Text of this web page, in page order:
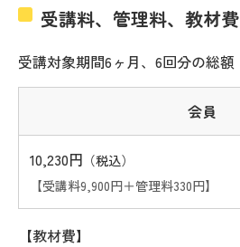
受講料、管理料、教材費
受講対象期間6ヶ月、6回分の総額
会員
10,230円 （税込）
【受講料9,900円＋管理料330円】
【教材費】